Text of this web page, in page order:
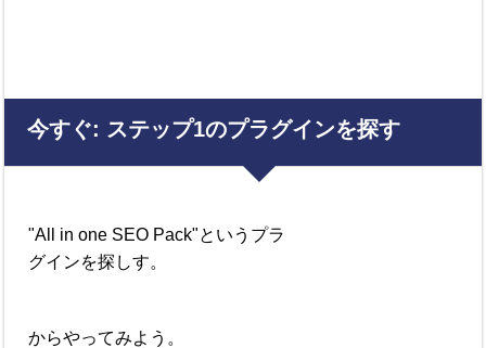
今すぐ: ステップ1のプラグインを探す
"All in one SEO Pack"というプラ
グインを探しす。
からやってみよう。